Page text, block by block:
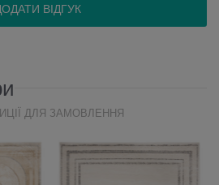
ВІДГУК
ДЛЯ ЗАМОВЛЕННЯ